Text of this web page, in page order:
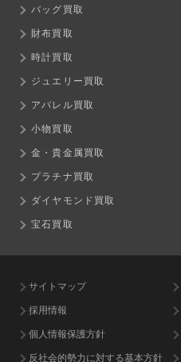
バッグ買取
財布買取
時計買取
ジュエリー買取
アパレル買取
小物買取
金・貴金属買取
プラチナ買取
ダイヤモンド買取
宝石買取
サイトマップ
採用情報
個人情報保護方針
反社会的勢力に対する基本方針